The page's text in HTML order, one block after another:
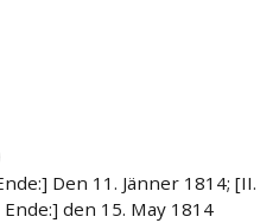
Den 11. Jänner 1814;
den 15. May 1814